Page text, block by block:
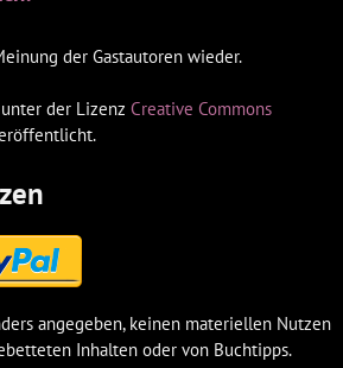
der Gastautoren wieder.
der Lizenz Creative Commons
angegeben, keinen materiellen Nutzen
Inhalten oder von Buchtipps.